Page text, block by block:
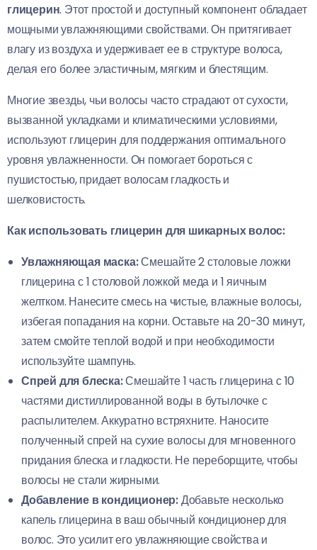
глицерин. Этот простой и доступный компонент обладает
мощными увлажняющими свойствами. Он притягивает
влагу из воздуха и удерживает ее в структуре волоса,
делая его более эластичным, мягким и блестящим.
Многие звезды, чьи волосы часто страдают от сухости,
вызванной укладками и климатическими условиями,
используют глицерин для поддержания оптимального
уровня увлажненности. Он помогает бороться с
пушистостью, придает волосам гладкость и
шелковистость.
Как использовать глицерин для шикарных волос:
Увлажняющая маска:Смешайте 2 столовые ложки
глицерина с 1 столовой ложкой меда и 1 яичным
желтком. Нанесите смесь на чистые, влажные волосы,
избегая попадания на корни. Оставьте на 20-30 минут,
затем смойте теплой водой и при необходимости
используйте шампунь.
Спрей для блеска:Смешайте 1 часть глицерина с 10
частями дистиллированной воды в бутылочке с
распылителем. Аккуратно встряхните. Наносите
полученный спрей на сухие волосы для мгновенного
придания блеска и гладкости. Не переборщите, чтобы
волосы не стали жирными.
Добавление в кондиционер:Добавьте несколько
капель глицерина в ваш обычный кондиционер для
волос. Это усилит его увлажняющие свойства и